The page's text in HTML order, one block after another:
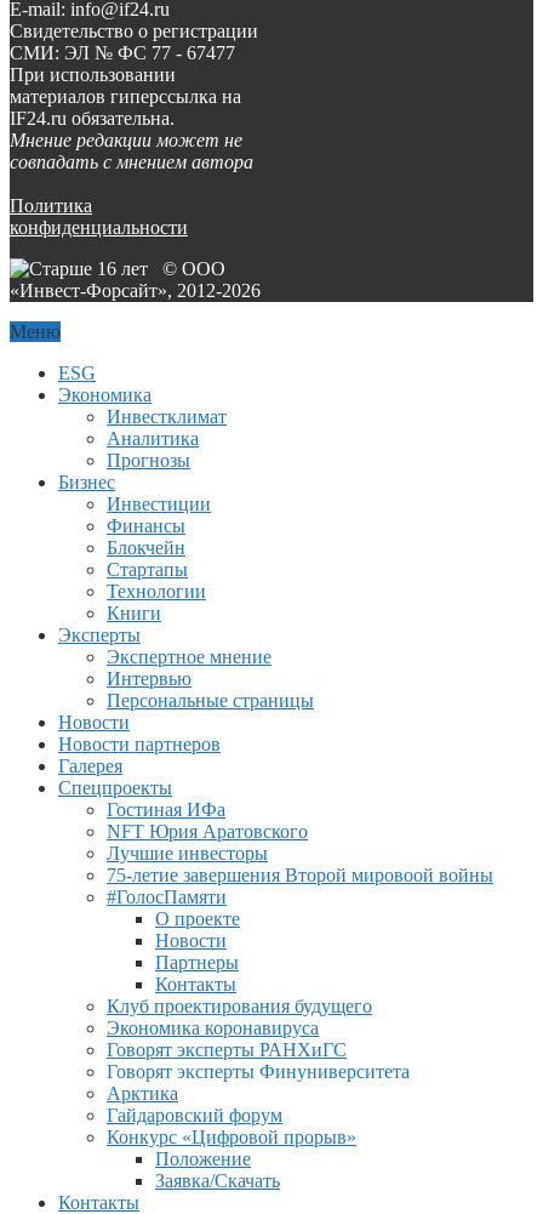
E-mail: info@if24.ru
Свидетельство о регистрации
СМИ: ЭЛ № ФС 77 - 67477
При использовании
материалов гиперссылка на
IF24.ru обязательна.
Мнение редакции может не
совпадать с мнением автора
Политика
конфиденциальности
© ООО
«Инвест-Форсайт», 2012-2026
Меню
ESG
Экономика
Инвестклимат
Аналитика
Прогнозы
Бизнес
Инвестиции
Финансы
Блокчейн
Стартапы
Технологии
Книги
Эксперты
Экспертное мнение
Интервью
Персональные страницы
Новости
Новости партнеров
Галерея
Спецпроекты
Гостиная ИФа
NFT Юрия Аратовского
Лучшие инвесторы
75-летие завершения Второй мировоой войны
#ГолосПамяти
О проекте
Новости
Партнеры
Контакты
Клуб проектирования будущего
Экономика коронавируса
Говорят эксперты РАНХиГС
Говорят эксперты Финуниверситета
Арктика
Гайдаровский форум
Конкурс «Цифровой прорыв»
Положение
Заявка/Скачать
Контакты